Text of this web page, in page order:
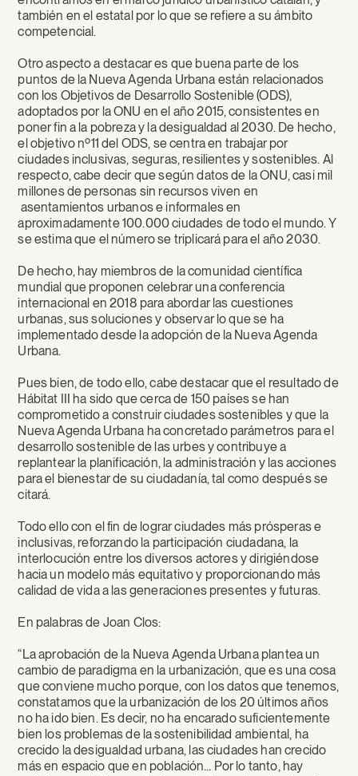
también en el estatal por lo que se refiere a su ámbito
competencial.
Otro aspecto a destacar es que buena parte de los
puntos de la Nueva Agenda Urbana están relacionados
con los Objetivos de Desarrollo Sostenible (ODS),
adoptados por la ONU en el año 2015, consistentes en
poner fin a la pobreza y la desigualdad al 2030. De hecho,
el objetivo nº11 del ODS, se centra en trabajar por
ciudades inclusivas, seguras, resilientes y sostenibles. Al
respecto, cabe decir que según datos de la ONU, casi mil
millones de personas sin recursos viven en
asentamientos urbanos e informales en
aproximadamente 100.000 ciudades de todo el mundo. Y
se estima que el número se triplicará para el año 2030.
De hecho, hay miembros de la comunidad científica
mundial que proponen celebrar una conferencia
internacional en 2018 para abordar las cuestiones
urbanas, sus soluciones y observar lo que se ha
implementado desde la adopción de la Nueva Agenda
Urbana.
Pues bien, de todo ello, cabe destacar que el resultado de
Hábitat III ha sido que cerca de 150 países se han
comprometido a construir ciudades sostenibles y que la
Nueva Agenda Urbana ha concretado parámetros para el
desarrollo sostenible de las urbes y contribuye a
replantear la planificación, la administración y las acciones
para el bienestar de su ciudadanía, tal como después se
citará.
Todo ello con el fin de lograr ciudades más prósperas e
inclusivas, reforzando la participación ciudadana, la
interlocución entre los diversos actores y dirigiéndose
hacia un modelo más equitativo y proporcionando más
calidad de vida a las generaciones presentes y futuras.
En palabras de Joan Clos:
“La aprobación de la Nueva Agenda Urbana plantea un
cambio de paradigma en la urbanización, que es una cosa
que conviene mucho porque, con los datos que tenemos,
constatamos que la urbanización de los 20 últimos años
no ha ido bien. Es decir, no ha encarado suficientemente
bien los problemas de la sostenibilidad ambiental, ha
crecido la desigualdad urbana, las ciudades han crecido
más en espacio que en población… Por lo tanto, hay